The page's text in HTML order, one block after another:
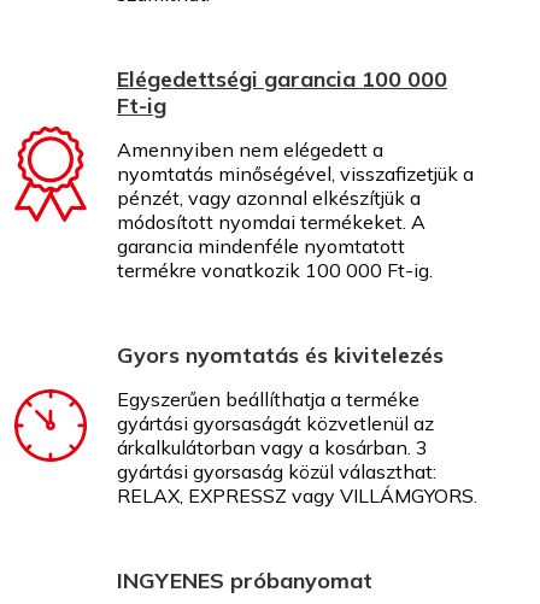
Elégedettségi garancia 100 000
Ft-ig
Amennyiben nem elégedett a
nyomtatás minőségével, visszafizetjük a
pénzét, vagy azonnal elkészítjük a
módosított nyomdai termékeket. A
garancia mindenféle nyomtatott
termékre vonatkozik 100 000 Ft-ig.
Gyors nyomtatás és kivitelezés
Egyszerűen beállíthatja a terméke
gyártási gyorsaságát közvetlenül az
árkalkulátorban vagy a kosárban. 3
gyártási gyorsaság közül választhat:
RELAX, EXPRESSZ vagy VILLÁMGYORS.
INGYENES próbanyomat